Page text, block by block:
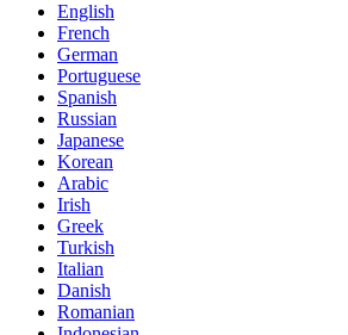
English
French
German
Portuguese
Spanish
Russian
Japanese
Korean
Arabic
Irish
Greek
Turkish
Italian
Danish
Romanian